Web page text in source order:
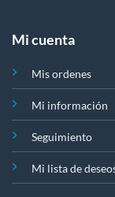
Mi cuenta
Mis ordenes
Mi información
Seguimiento
Mi lista de